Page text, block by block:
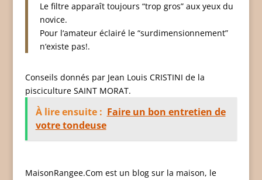
Le filtre apparaît toujours “trop gros” aux yeux du
novice.
Pour l‘amateur éclairé le “surdimensionnement”
n‘existe pas!.
Conseils donnés par Jean Louis CRISTINI de la
pisciculture SAINT MORAT.
À lire ensuite : Faire un bon entretien de
votre tondeuse
MaisonRangee.Com est un blog sur la maison, le